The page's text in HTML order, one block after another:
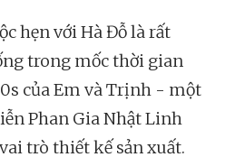
hẹn với Hà Đỗ là rất
trong mốc thời gian
của Em và Trịnh - một
Phan Gia Nhật Linh
trò thiết kế sản xuất.